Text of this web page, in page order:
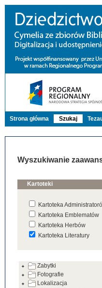
Strona główna Szukaj
Wyszukiwanie
Kartoteki
Kartoteka
Kartoteka Emblematów
Kartoteka Herbów
Kartoteka Literatury
Kartoteka Warsztatów
Kartoteka Zabytków
Zabytki
Fotografie
Lokalizacja